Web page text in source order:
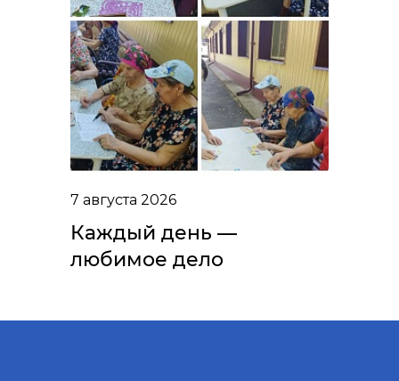
7 августа 2026
Каждый день —
любимое дело